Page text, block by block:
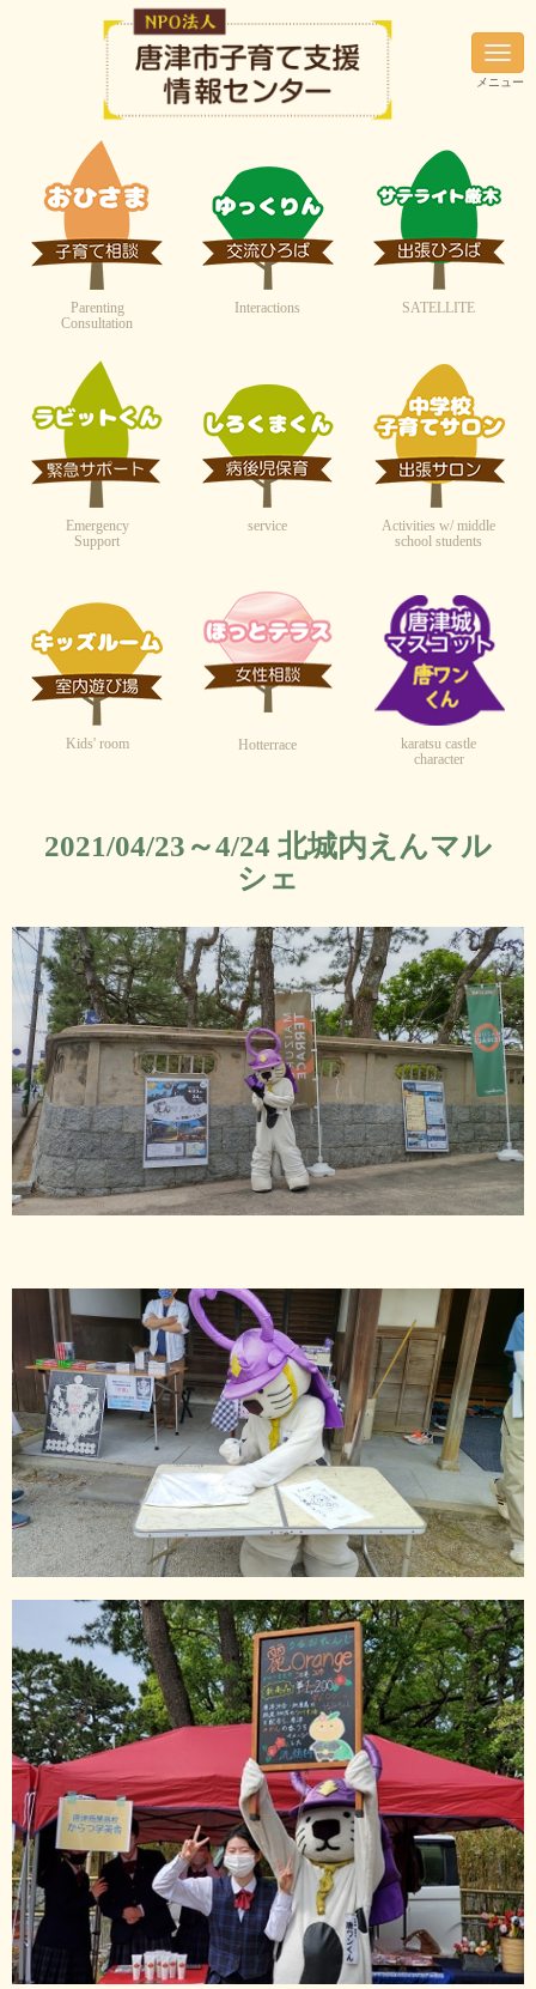
N
a
v
i
o
メニュー
Parenting
Consultation
Interactions SATELLITE
Emergency
Support
service
Activities w/ middle
school students
Kids' room Hotterrace
karatsu castle
character
2021/04/23～4/24 北城内えんマル
シェ